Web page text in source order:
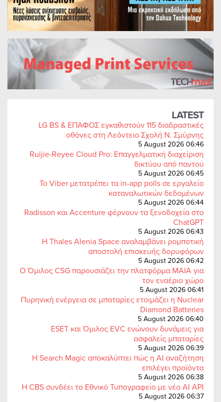
LATEST
LG BS & ΕΠΑΦΟΣ εγκαθιστούν 115 διαδραστικές
οθόνες στη Λεόντειο Σχολή Ν. Σμύρνης
5 August 2026 06:46
Ruijie-Reyee Cloud Pro: Επαγγελματική διαχείριση
δικτύου από παντού
5 August 2026 06:45
Το Viber μετατρέπει τα in-app polls σε εργαλείο
καταναλωτικών δεδομένων
5 August 2026 06:44
Radisson και Accenture φέρνουν τα ξενοδοχεία στο
ChatGPT
5 August 2026 06:43
Η Thales Alenia Space αναλαμβάνει ρομποτική
αποστολή επισκευής δορυφόρων
5 August 2026 06:42
Ο Όμιλος CSG παρουσιάζει την πλατφόρμα MAIA για
τον εναέριο χώρο
5 August 2026 06:41
Πυρηνική ενέργεια σε μπαταρίες ετοιμάζει η Nuclear
Diamond Batteries
5 August 2026 06:40
ESET και Όμιλος EVC ενώνουν δυνάμεις για
ασφαλείς μπαταρίες
5 August 2026 06:39
Η Search Magic αποκαλύπτει πώς η AI αναζήτηση
επιλέγει προϊόντα
5 August 2026 06:38
Η CBS συνδέει το Εθνικό Τυπογραφείο με νέο AI API
5 August 2026 06:37